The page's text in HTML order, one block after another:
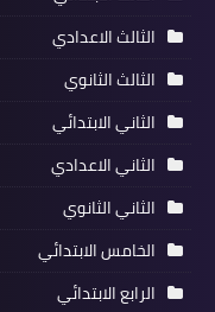
الثالث الاعدادي
الثالث الثانوي
الثاني الابتدائي
الثاني الاعدادي
الثاني الثانوي
الخامس الابتدائي
الرابع الابتدائي